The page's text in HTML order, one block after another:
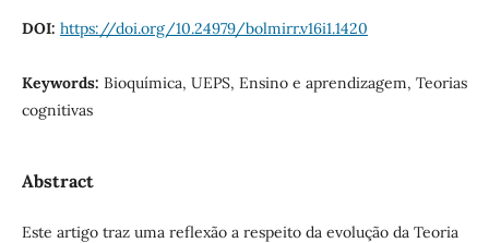
DOI: https://doi.org/10.24979/bolmirr.v16i1.1420
Keywords: Bioquímica, UEPS, Ensino e aprendizagem, Teorias
cognitivas
Abstract
Este artigo traz uma reflexão a respeito da evolução da Teoria